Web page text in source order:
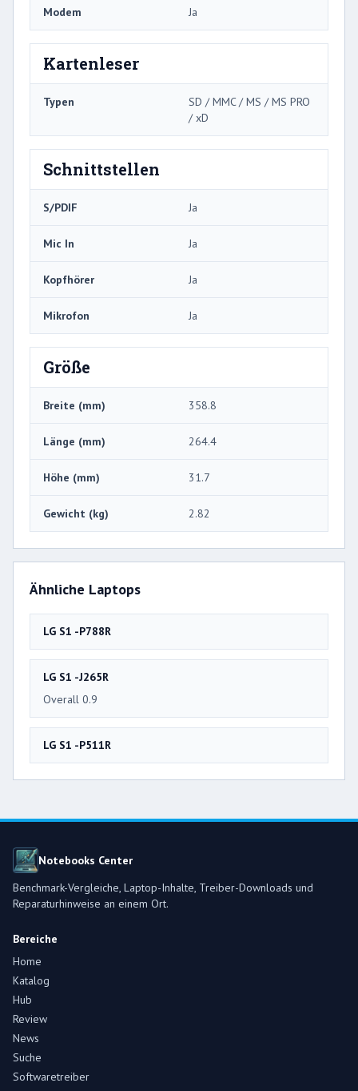
Modem Ja
Kartenleser
Typen
SD / MMC / MS / MS PRO
/ xD
Schnittstellen
S/PDIF Ja
Mic In Ja
Kopfhörer Ja
Mikrofon Ja
Größe
Breite (mm) 358.8
Länge (mm) 264.4
Höhe (mm) 31.7
Gewicht (kg) 2.82
Ähnliche Laptops
LG S1 -P788R
LG S1 -J265R
Overall 0.9
LG S1 -P511R
Notebooks Center
Benchmark-Vergleiche, Laptop-Inhalte, Treiber-Downloads und
Reparaturhinweise an einem Ort.
Bereiche
Home
Katalog
Hub
Review
News
Suche
Softwaretreiber